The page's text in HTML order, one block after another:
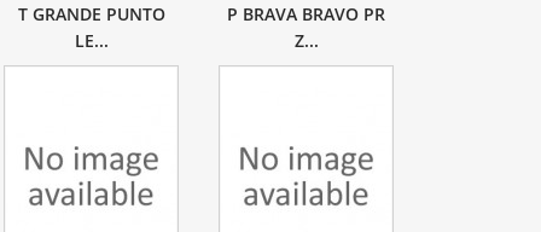
T GRANDE PUNTO
LE...
P BRAVA BRAVO PR
Z...